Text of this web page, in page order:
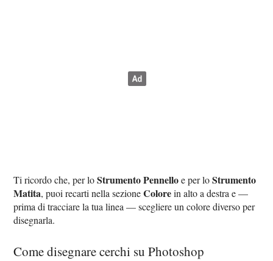
Ti ricordo che, per loStrumento Pennelloe per loStrumento
Matita, puoi recarti nella sezioneColorein alto a destra e —
prima di tracciare la tua linea — scegliere un colore diverso per
disegnarla.
Come disegnare cerchi su Photoshop